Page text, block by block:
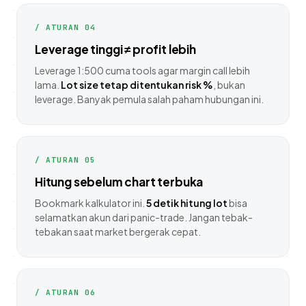
/ ATURAN 04
Leverage tinggi ≠ profit lebih
Leverage 1:500 cuma tools agar margin call lebih
lama. Lot size tetap ditentukan risk % , bukan
leverage. Banyak pemula salah paham hubungan ini.
/ ATURAN 05
Hitung sebelum chart terbuka
Bookmark kalkulator ini. 5 detik hitung lotbisa
selamatkan akun dari panic-trade. Jangan tebak-
tebakan saat market bergerak cepat.
/ ATURAN 06